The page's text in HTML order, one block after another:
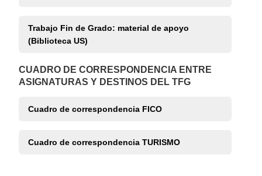
Trabajo Fin de Grado: material de apoyo
(Biblioteca US)
CUADRO DE CORRESPONDENCIA ENTRE
ASIGNATURAS Y DESTINOS DEL TFG
Cuadro de correspondencia FICO
Cuadro de correspondencia TURISMO